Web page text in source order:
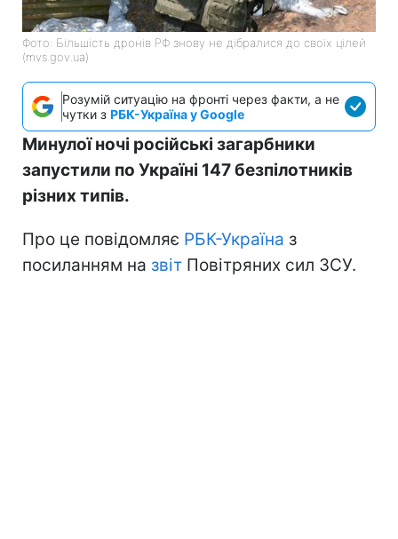
Фото: Більшість дронів РФ знову не дібралися до своїх цілей
(mvs.gov.ua)
Розумій ситуацію на фронті через факти, а не
чутки з РБК-Україна у Google
Минулої ночі російські загарбники
запустили по Україні 147 безпілотників
різних типів.
Про це повідомляє РБК-Україна з
посиланням на звіт Повітряних сил ЗСУ.